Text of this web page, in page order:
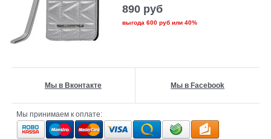
890 руб
выгода 600 рубили 40%
Мы в Вконтакте Мы в Facebook
Мы принимаем к оплате: